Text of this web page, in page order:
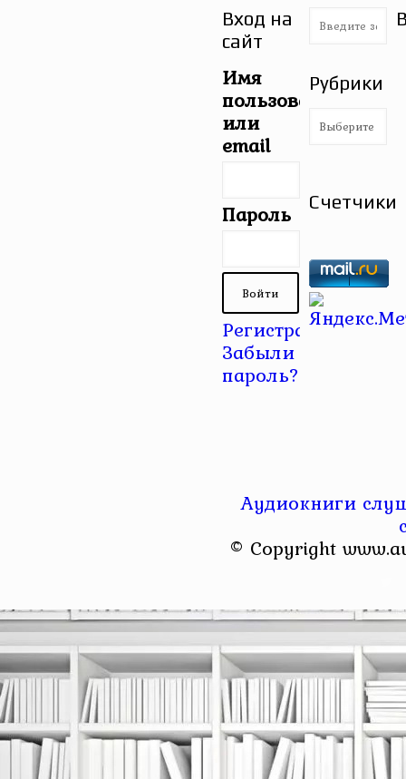
Вход на
сайт
Имя
пользователя
или
email
Пароль
Регистрация |
Забыли
пароль?
Рубрики
Рубрики
Счетчики
Аудиокниги
© Copyright